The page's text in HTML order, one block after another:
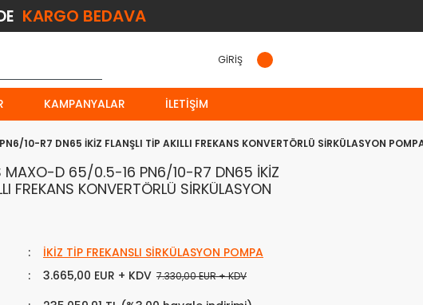
KARGO BEDAVA
GİRİŞ
KAMPANYALAR İLETIŞIM
10-R7 DN65 İKİZ FLANŞLI TİP AKILLI FREKANS KONVERTÖRLÜ SİRKÜLASYON
MAXO-D 65/0.5-16 PN6/10-R7 DN65 İKİZ
FREKANS KONVERTÖRLÜ SİRKÜLASYON
İKİZ TİP FREKANSLI SİRKÜLASYON POMPA
3.665,00 EUR + KDV 7.330,00 EUR + KDV